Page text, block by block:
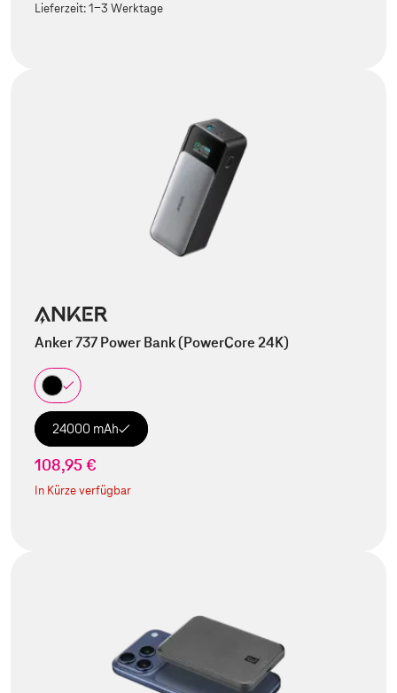
Lieferzeit:1-3 Werktage
Anker 737 Power Bank (PowerCore 24K)
24000 mAh
108,95 €
In Kürze verfügbar